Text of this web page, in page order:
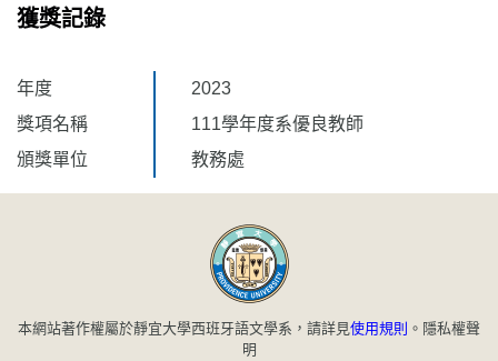
獲獎記錄
年度
2023
獎項名稱
111學年度系優良教師
頒獎單位
教務處
本網站著作權屬於靜宜大學西班牙語文學系，請詳見使用規則 。 隱私權聲
明